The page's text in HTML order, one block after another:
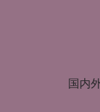
国内